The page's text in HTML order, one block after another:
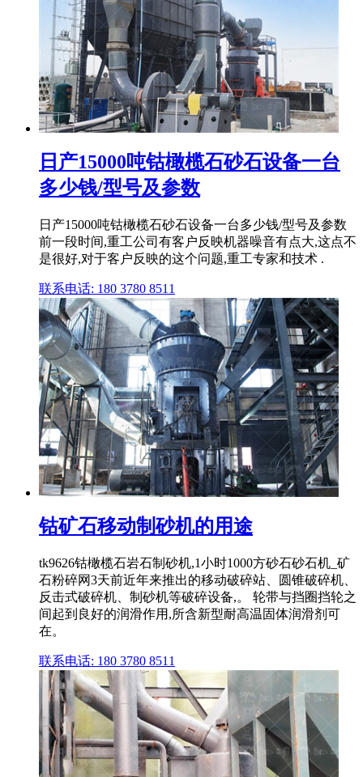
日产15000吨钴橄榄石砂石设备一台
多少钱/型号及参数
日产15000吨钴橄榄石砂石设备一台多少钱/型号及参数
前一段时间,重工公司有客户反映机器噪音有点大,这点不
是很好,对于客户反映的这个问题,重工专家和技术 .
联系电话: 180 3780 8511
钴矿石移动制砂机的用途
tk9626钴橄榄石岩石制砂机,1小时1000方砂石砂石机_矿
石粉碎网3天前近年来推出的移动破碎站、圆锥破碎机、
反击式破碎机、制砂机等破碎设备,。 轮带与挡圈挡轮之
间起到良好的润滑作用,所含新型耐高温固体润滑剂可
在。
联系电话: 180 3780 8511